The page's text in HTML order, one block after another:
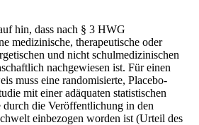
hin, dass nach § 3 HWG
medizinische, therapeutische oder
und nicht schulmedizinischen
nachgewiesen ist. Für einen
muss eine randomisierte, Placebo-
mit einer adäquaten statistischen
die Veröffentlichung in den
einbezogen worden ist (Urteil des